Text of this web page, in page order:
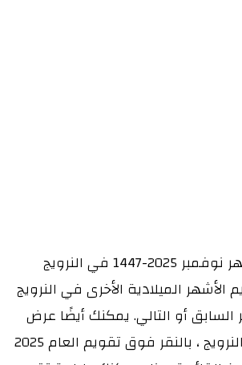
هذا هو تقويم شهر نوفمبر 2025-1447 في النرويج
الميلادية الأخرى في النرويج
السابق أو التالي. يمكنك أيضًا عرض
تقويم العام في النرويج ، بالنقر فوق تقويم العام 2025